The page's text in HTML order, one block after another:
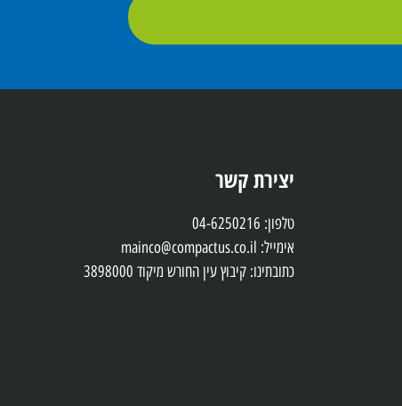
יצירת קשר
טלפון: 04-6250216
אימייל: mainco@compactus.co.il
כתובתינו: קיבוץ עין החורש מיקוד 3898000